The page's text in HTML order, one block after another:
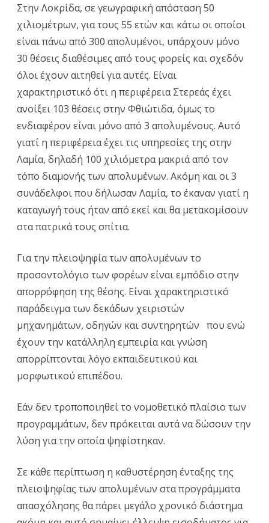
Στην Λοκρίδα, σε γεωγραφική απόσταση 50
χιλιομέτρων, για τους 55 ετών και κάτω οι οποίοι
είναι πάνω από 300 απολυμένοι, υπάρχουν μόνο
30 θέσεις διαθέσιμες από τους φορείς και σχεδόν
όλοι έχουν αιτηθεί για αυτές. Είναι
χαρακτηριστικό ότι η περιφέρεια Στερεάς έχει
ανοίξει 103 θέσεις στην Φθιώτιδα, όμως το
ενδιαφέρον είναι μόνο από 3 απολυμένους. Αυτό
γιατί η περιφέρεια έχει τις υπηρεσίες της στην
Λαμία, δηλαδή 100 χιλιόμετρα μακριά από τον
τόπο διαμονής των απολυμένων. Ακόμη και οι 3
συνάδελφοι που δήλωσαν Λαμία, το έκαναν γιατί η
καταγωγή τους ήταν από εκεί και θα μετακομίσουν
στα πατρικά τους σπίτια.
Για την πλειοψηφία των απολυμένων το
προσοντολόγιο των φορέων είναι εμπόδιο στην
απορρόφηση της θέσης. Είναι χαρακτηριστικό
παράδειγμα των δεκάδων χειριστών
μηχανημάτων, οδηγών και συντηρητών που ενώ
έχουν την κατάλληλη εμπειρία και γνώση
απορρίπτονται λόγο εκπαιδευτικού και
μορφωτικού επιπέδου.
Εάν δεν τροποποιηθεί το νομοθετικό πλαίσιο των
προγραμμάτων, δεν πρόκειται αυτά να δώσουν την
λύση για την οποία ψηφίστηκαν.
Σε κάθε περίπτωση η καθυστέρηση ένταξης της
πλειοψηφίας των απολυμένων στα προγράμματα
απασχόλησης θα πάρει μεγάλο χρονικό διάστημα